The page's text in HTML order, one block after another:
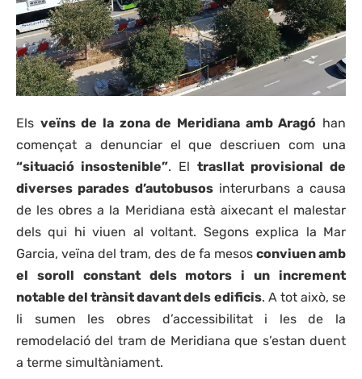
Els veïns de la zona de Meridiana amb Aragó han
començat a denunciar el que descriuen com una
“situació insostenible”. El trasllat provisional de
diverses parades d’autobusosinterurbans a causa
de les obres a la Meridiana està aixecant el malestar
dels qui hi viuen al voltant. Segons explica la Mar
Garcia, veïna del tram, des de fa mesos conviuen amb
el soroll constant dels motors i un increment
notable del trànsit davant dels edificis. A tot això, se
li sumen les obres d’accessibilitat i les de la
remodelació del tram de Meridiana que s’estan duent
a terme simultàniament.